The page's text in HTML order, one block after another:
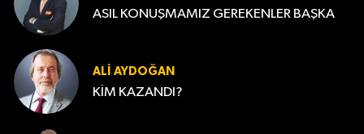
ASIL KONUŞMAMIZ GEREKENLER BAŞKA
ALI AYDOĞAN
KİM KAZANDI?